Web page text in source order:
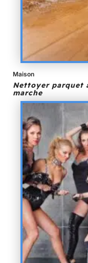
Maison
Nettoyer parquet
marche